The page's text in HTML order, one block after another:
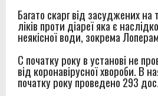
Багато скарг від засуджених на
ліків проти діареї яка є
неякісної води, зокрема
С початку року в установі не
від коронавірусної хвороби. В
початку року проведено 293